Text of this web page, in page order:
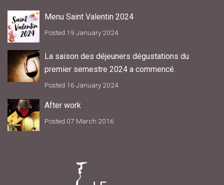
Menu Saint Valentin 2024
Posted 19 January 2024
La saison des déjeuners dégustations du
premier semestre 2024 a commencé.
Posted 16 January 2024
After work
Posted 07 March 2016